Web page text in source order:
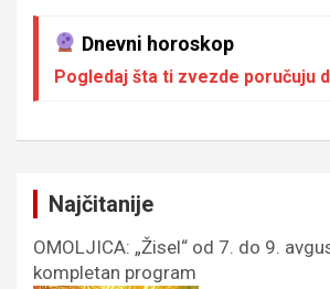
Dnevni horoskop
Pogledaj šta ti zvezde poručuju
Najčitanije
OMOLJICA: „Žisel“ od 7. do 9.
kompletan program